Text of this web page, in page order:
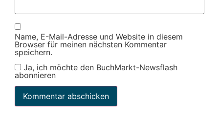
Name, E-Mail-Adresse und Website in diesem
Browser für meinen nächsten Kommentar
speichern.
Ja, ich möchte den BuchMarkt-Newsflash
abonnieren